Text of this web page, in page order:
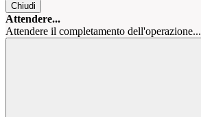
Chiudi
Attendere...
Attendere il completamento dell'operazione...